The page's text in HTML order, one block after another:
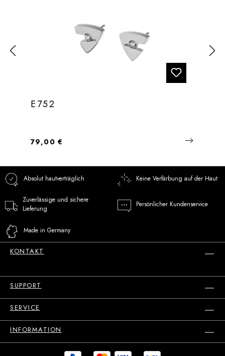
E752
Regulärer Preis:
79,00 €
Absolut hautverträglich Keine Verfärbung auf der Haut
Zuverlässige und sichere
Lieferung
Persönlicher Kundenservice
Made in Germany
KONTAKT
SUPPORT
SERVICE
INFORMATION